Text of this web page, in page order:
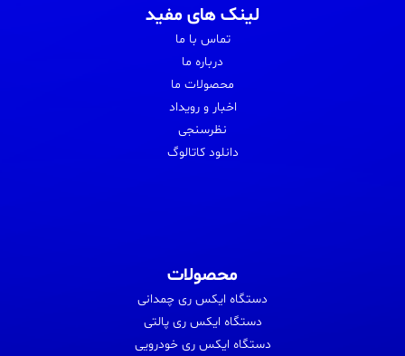
لینک های مفید
تماس با ما
درباره ما
محصولات ما
اخبار و رویداد
نظرسنجی
دانلود کاتالوگ
محصولات
دستگاه ایکس ری چمدانی
دستگاه ایکس ری پالتی
دستگاه ایکس ری خودرویی